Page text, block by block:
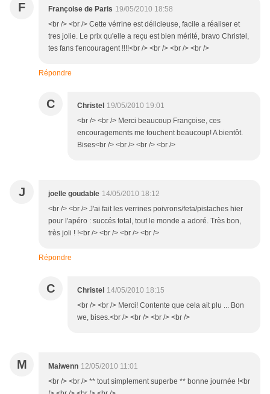
F Françoise de Paris 19/05/2010 18:58
<br /> <br /> Cette vérrine est délicieuse, facile a réaliser et
tres jolie. Le prix qu'elle a reçu est bien mérité, bravo Christel,
tes fans t'encouragent !!!!<br /> <br /> <br /> <br />
Répondre
C Christel 19/05/2010 19:01
<br /> <br /> Merci beaucoup Françoise, ces
encouragements me touchent beaucoup! A bientôt.
Bises<br /> <br /> <br /> <br />
J joelle goudable 14/05/2010 18:12
<br /> <br /> J'ai fait les verrines poivrons/feta/pistaches hier
pour l'apéro : succés total, tout le monde a adoré. Très bon,
très joli ! !<br /> <br /> <br /> <br />
Répondre
C Christel 14/05/2010 18:15
<br /> <br /> Merci! Contente que cela ait plu ... Bon
we, bises.<br /> <br /> <br /> <br />
M Maiwenn 12/05/2010 11:01
<br /> <br /> ** tout simplement superbe ** bonne journée !<br